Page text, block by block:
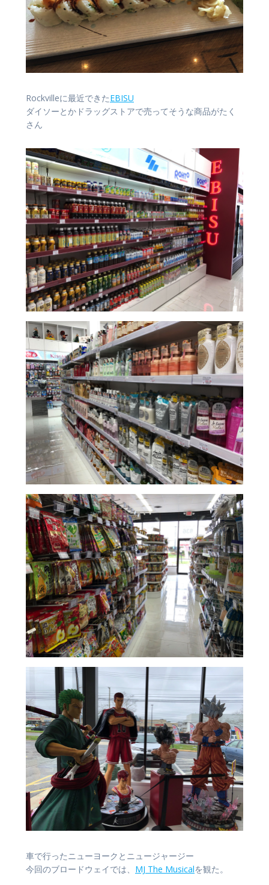
Rockvilleに最近できたEBISU
ダイソーとかドラッグストアで売ってそうな商品がたく
さん
車で行ったニューヨークとニュージャージー
今回のブロードウェイでは、 MJ The Musicalを観た。